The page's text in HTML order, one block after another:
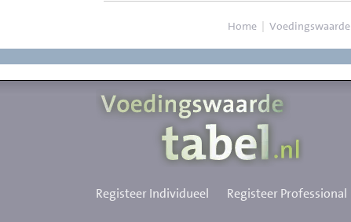
Home | Voedingswaarde
Registeer Individueel Registeer Professional